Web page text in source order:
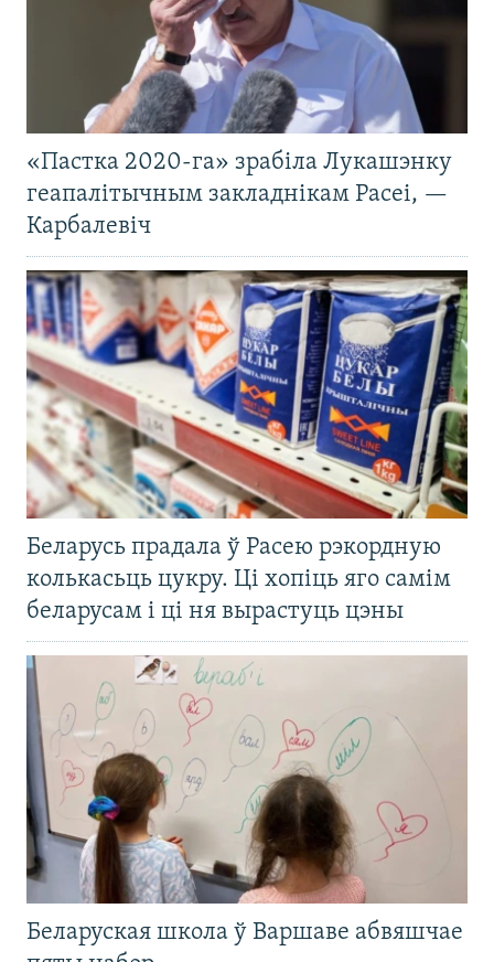
«Пастка 2020-га» зрабіла Лукашэнку
геапалітычным закладнікам Расеі, —
Карбалевіч
Беларусь прадала ў Расею рэкордную
колькасьць цукру. Ці хопіць яго самім
беларусам і ці ня вырастуць цэны
Беларуская школа ў Варшаве абвяшчае